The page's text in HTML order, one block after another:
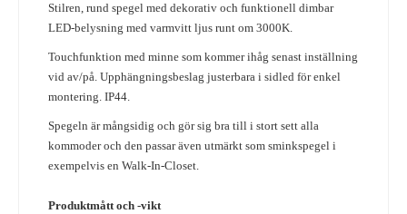
Stilren, rund spegel med dekorativ och funktionell dimbar
LED-belysning med varmvitt ljus runt om 3000K.
Touchfunktion med minne som kommer ihåg senast inställning
vid av/på. Upphängningsbeslag justerbara i sidled för enkel
montering. IP44.
Spegeln är mångsidig och gör sig bra till i stort sett alla
kommoder och den passar även utmärkt som sminkspegel i
exempelvis en Walk-In-Closet.
Produktmått och -vikt